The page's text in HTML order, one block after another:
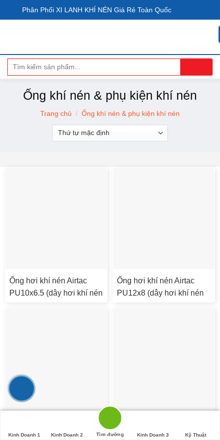
to
Phân Phối XI LANH KHÍ NÉN Giá Rẻ Toàn Quốc
Tìm
kiếm:
Ống khí nén & phụ kiện khí nén
Trang chủ / Ống khí nén & phụ kiện khí nén
Ống hơi khí nén Airtac
PU10x6.5 (dây hơi khí nén
Ống hơi khí nén Airtac
PU12x8 (dây hơi khí nén
PU16x12 (dây hơi khí nén
Ống hơi khí nén Airtac
PU4x2.5 (dây hơi khí nén
Kinh Doanh 1 Kinh Doanh 2 Tìm đường Kinh Doanh 3 Kỹ Thuật